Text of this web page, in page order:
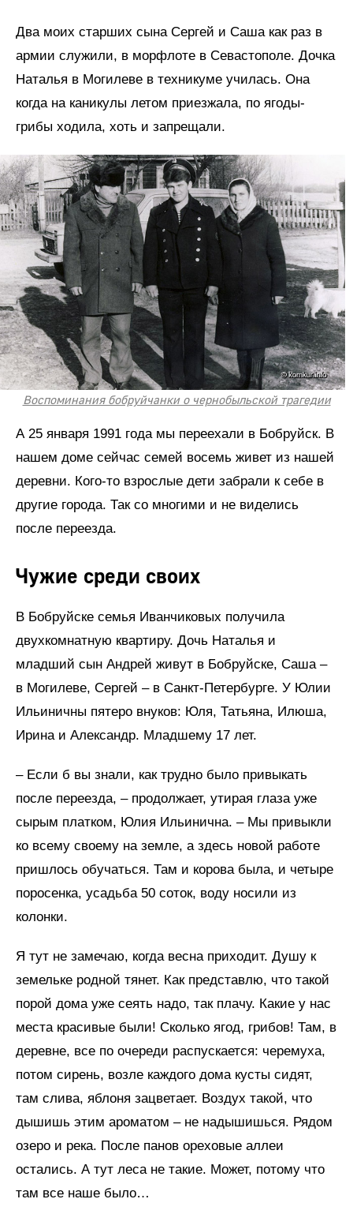
Два моих старших сына Сергей и Саша как раз в
армии служили, в морфлоте в Севастополе. Дочка
Наталья в Могилеве в техникуме училась. Она
когда на каникулы летом приезжала, по ягоды-
грибы ходила, хоть и запрещали.
Воспоминания бобруйчанки о чернобыльской трагедии
А 25 января 1991 года мы переехали в Бобруйск. В
нашем доме сейчас семей восемь живет из нашей
деревни. Кого-то взрослые дети забрали к себе в
другие города. Так со многими и не виделись
после переезда.
Чужие среди своих
В Бобруйске семья Иванчиковых получила
двухкомнатную квартиру. Дочь Наталья и
младший сын Андрей живут в Бобруйске, Саша –
в Могилеве, Сергей – в Санкт-Петербурге. У Юлии
Ильиничны пятеро внуков: Юля, Татьяна, Илюша,
Ирина и Александр. Младшему 17 лет.
– Если б вы знали, как трудно было привыкать
после переезда, – продолжает, утирая глаза уже
сырым платком, Юлия Ильинична. – Мы привыкли
ко всему своему на земле, а здесь новой работе
пришлось обучаться. Там и корова была, и четыре
поросенка, усадьба 50 соток, воду носили из
колонки.
Я тут не замечаю, когда весна приходит. Душу к
земельке родной тянет. Как представлю, что такой
порой дома уже сеять надо, так плачу. Какие у нас
места красивые были! Сколько ягод, грибов! Там, в
деревне, все по очереди распускается: черемуха,
потом сирень, возле каждого дома кусты сидят,
там слива, яблоня зацветает. Воздух такой, что
дышишь этим ароматом – не надышишься. Рядом
озеро и река. После панов ореховые аллеи
остались. А тут леса не такие. Может, потому что
там все наше было…